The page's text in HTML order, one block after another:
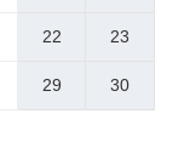
22 23
29 30